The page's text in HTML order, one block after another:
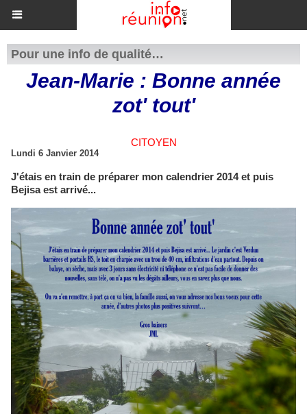
Pour une info de qualité…
Jean-Marie : Bonne année
zot' tout'
CITOYEN
Lundi 6 Janvier 2014
J'étais en train de préparer mon calendrier 2014 et puis
Bejisa est arrivé...